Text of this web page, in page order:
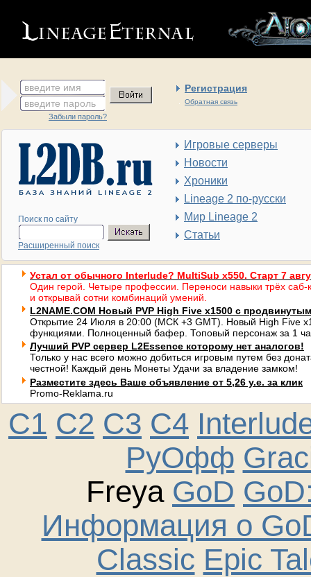
введите имя Регистрация
Обратная связь
введите пароль
Забыли пароль?
Поиск по сайту
Расширенный поиск
Игровые серверы
Новости
Хроники
Lineage 2 по-русски
Мир Lineage 2
Статьи
Устал от обычного Interlude? MultiSub x550. Старт 7
Один герой. Четыре профессии. Переноси навыки трёх саб-
и открывай сотни комбинаций умений.
L2NAME.COM Новый PVP High Five x1500 с
Открытие 24 Июля в 20:00 (МСК +3 GMT). Новый High Five
функциями. Полноценный бафер. Топовый персонаж за 1
Лучший PVP сервер L2Essence которому нет аналогов!
Только у нас всего можно добиться игровым путем без
честной! Каждый день Монеты Удачи за владение замком!
Разместите здесь Ваше объявление от 5,26 у.е. за клик
Promo-Reklama.ru
C1 C2 C3 C4
РуОфф
Freya GoD
Информация о
Classic Epic